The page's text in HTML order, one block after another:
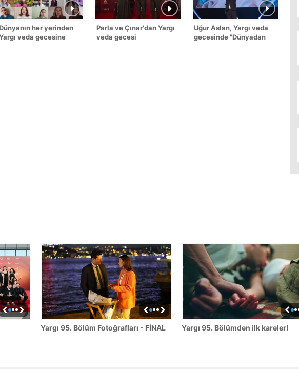
her yerinden
veda gecesine
Parla ve Çınar'dan Yargı
veda gecesi
Uğur Aslan, Yargı veda
gecesinde "Dünyadan
Yargı 95. Bölüm Fotoğrafları - FİNAL Yargı 95. Bölümden ilk kareler!